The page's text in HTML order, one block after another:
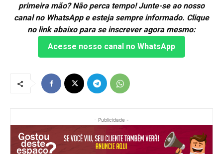
primeira mão? Não perca tempo! Junte-se ao nosso
canal no WhatsApp e esteja sempre informado. Clique
no link abaixo para se inscrever agora mesmo:
Acesse nosso canal no WhatsApp
- Publicidade -